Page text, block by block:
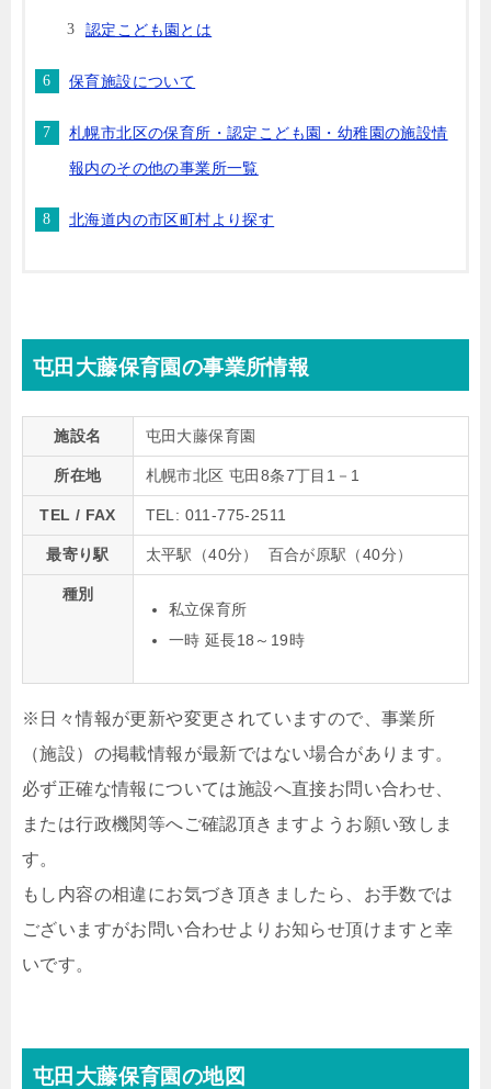
認定こども園とは
保育施設について
札幌市北区の保育所・認定こども園・幼稚園の施設情
報内のその他の事業所一覧
北海道内の市区町村より探す
屯田大藤保育園の事業所情報
施設名 屯田大藤保育園
所在地 札幌市北区 屯田8条7丁目1－1
TEL / FAX TEL: 011-775-2511
最寄り駅 太平駅（40分） 百合が原駅（40分）
種別
私立保育所
一時 延長18～19時
※日々情報が更新や変更されていますので、事業所
（施設）の掲載情報が最新ではない場合があります。
必ず正確な情報については施設へ直接お問い合わせ、
または行政機関等へご確認頂きますようお願い致しま
す。
もし内容の相違にお気づき頂きましたら、お手数では
ございますがお問い合わせよりお知らせ頂けますと幸
いです。
屯田大藤保育園の地図